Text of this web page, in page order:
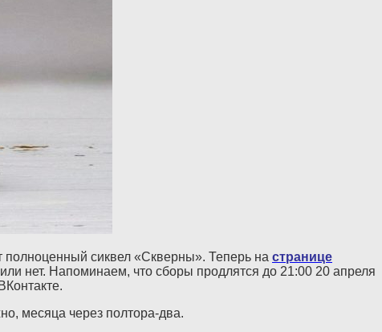
сиквел «Скверны». Теперь на странице
нет. Напоминаем, что сборы продлятся до 21:00 20 апреля
месяца через полтора-два.